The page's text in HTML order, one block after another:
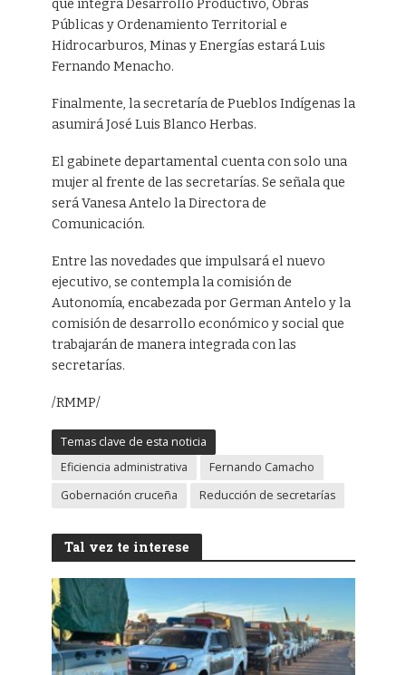
que integra Desarrollo Productivo, Obras
Públicas y Ordenamiento Territorial e
Hidrocarburos, Minas y Energías estará Luis
Fernando Menacho.
Finalmente, la secretaría de Pueblos Indígenas la
asumirá José Luis Blanco Herbas.
El gabinete departamental cuenta con solo una
mujer al frente de las secretarías. Se señala que
será Vanesa Antelo la Directora de
Comunicación.
Entre las novedades que impulsará el nuevo
ejecutivo, se contempla la comisión de
Autonomía, encabezada por German Antelo y la
comisión de desarrollo económico y social que
trabajarán de manera integrada con las
secretarías.
/RMMP/
Temas clave de esta noticia
Eficiencia administrativa
Fernando Camacho
Gobernación cruceña
Reducción de secretarías
Tal vez te interese